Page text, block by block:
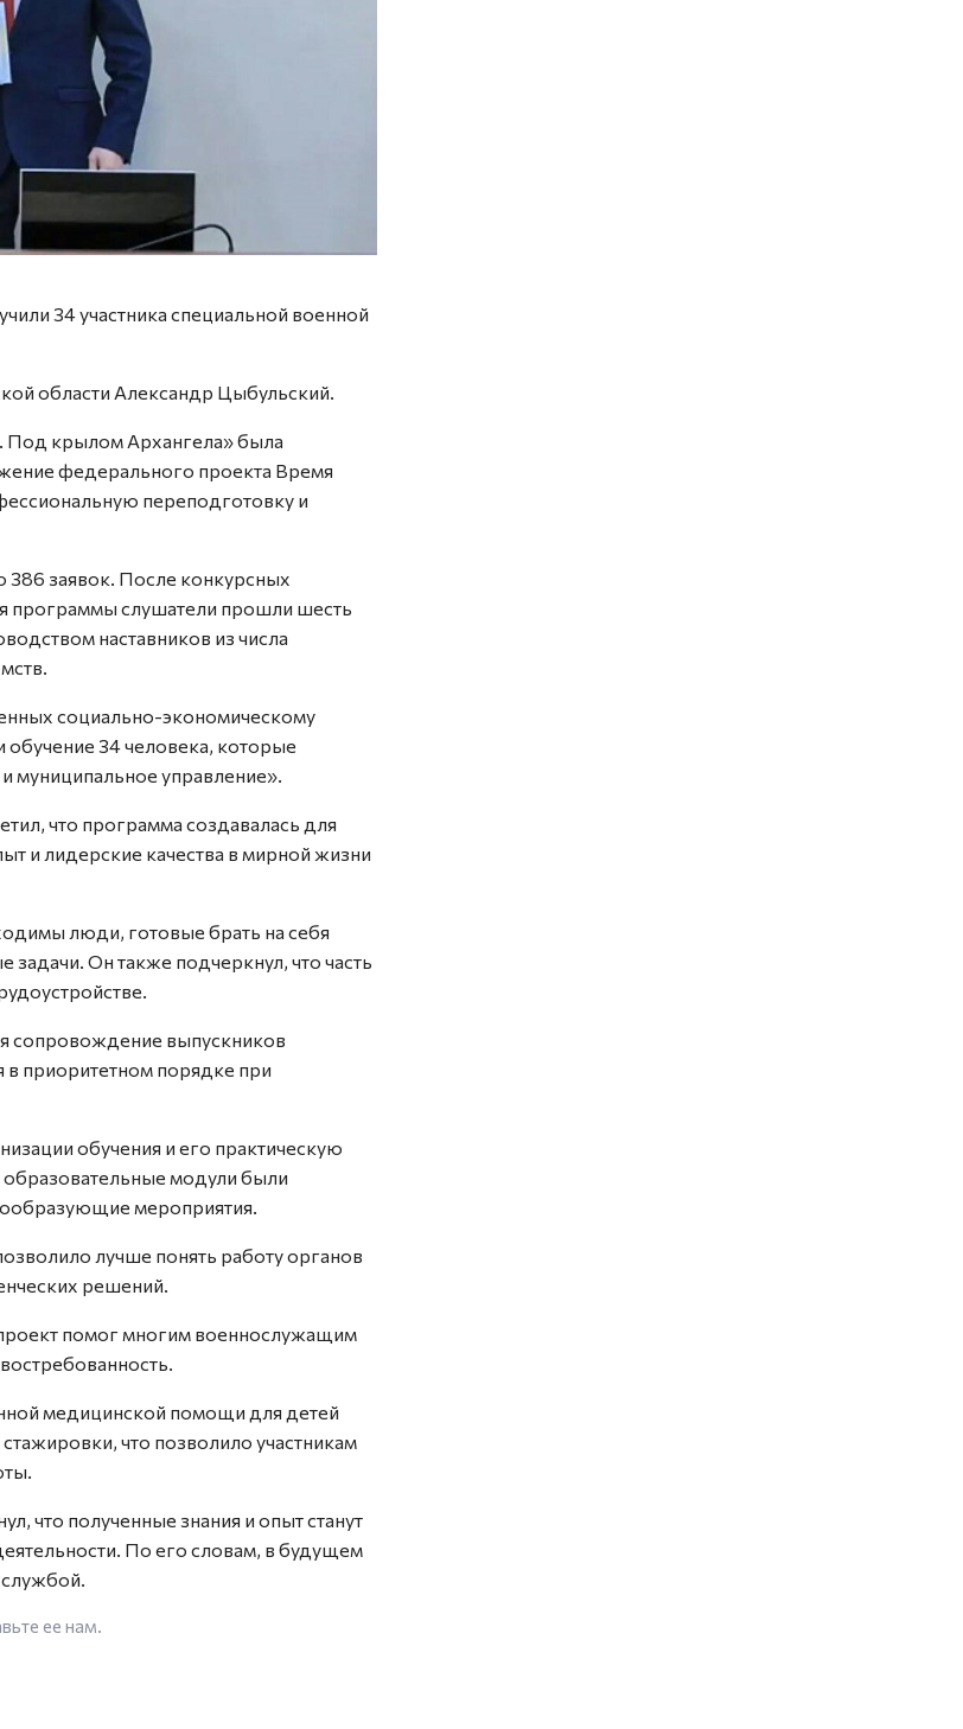
34 участника специальной военной
области Александр Цыбульский.
Под крылом Архангела» была
федерального проекта Время
переподготовку и
386 заявок. После конкурсных
программы слушатели прошли шесть
наставников из числа
социально-экономическому
34 человека, которые
муниципальное управление».
что программа создавалась для
и лидерские качества в мирной жизни
люди, готовые брать на себя
задачи. Он также подчеркнул, что часть
сопровождение выпускников
в приоритетном порядке при
обучения и его практическую
модули были
мероприятия.
лучше понять работу органов
решений.
помог многим военнослужащим
медицинской помощи для детей
что позволило участникам
что полученные знания и опыт станут
По его словам, в будущем
ее нам.